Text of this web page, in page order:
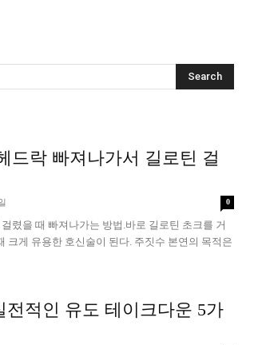
드락 빠져나가서 길로틴 걸
0
렸을 때 빠져나가는 방법.바로 길로틴 초크를 거
크게 유용한 호신술이 된다. 주짓수 본연의 목적은
적인 유도 테이크다운 5가